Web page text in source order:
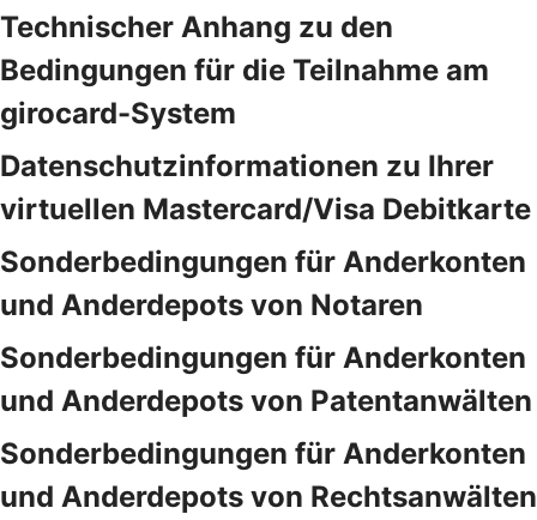
Technischer Anhang zu den
Bedingungen für die Teilnahme am
girocard-System
Datenschutzinformationen zu Ihrer
virtuellen Mastercard/Visa Debitkarte
Sonderbedingungen für Anderkonten
und Anderdepots von Notaren
Sonderbedingungen für Anderkonten
und Anderdepots von Patentanwälten
Sonderbedingungen für Anderkonten
und Anderdepots von Rechtsanwälten